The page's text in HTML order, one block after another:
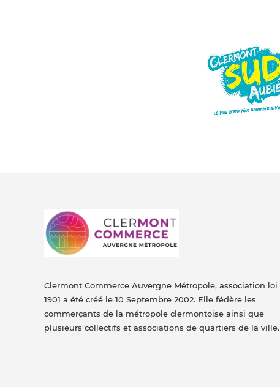
Clermont Commerce Auvergne Métropole, association loi
1901 a été créé le 10 Septembre 2002. Elle fédère les
commerçants de la métropole clermontoise ainsi que
plusieurs collectifs et associations de quartiers de la ville.